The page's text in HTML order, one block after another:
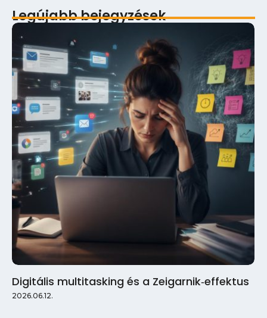
Legújabb bejegyzések
Digitális multitasking és a Zeigarnik‑effektus
2026.06.12.